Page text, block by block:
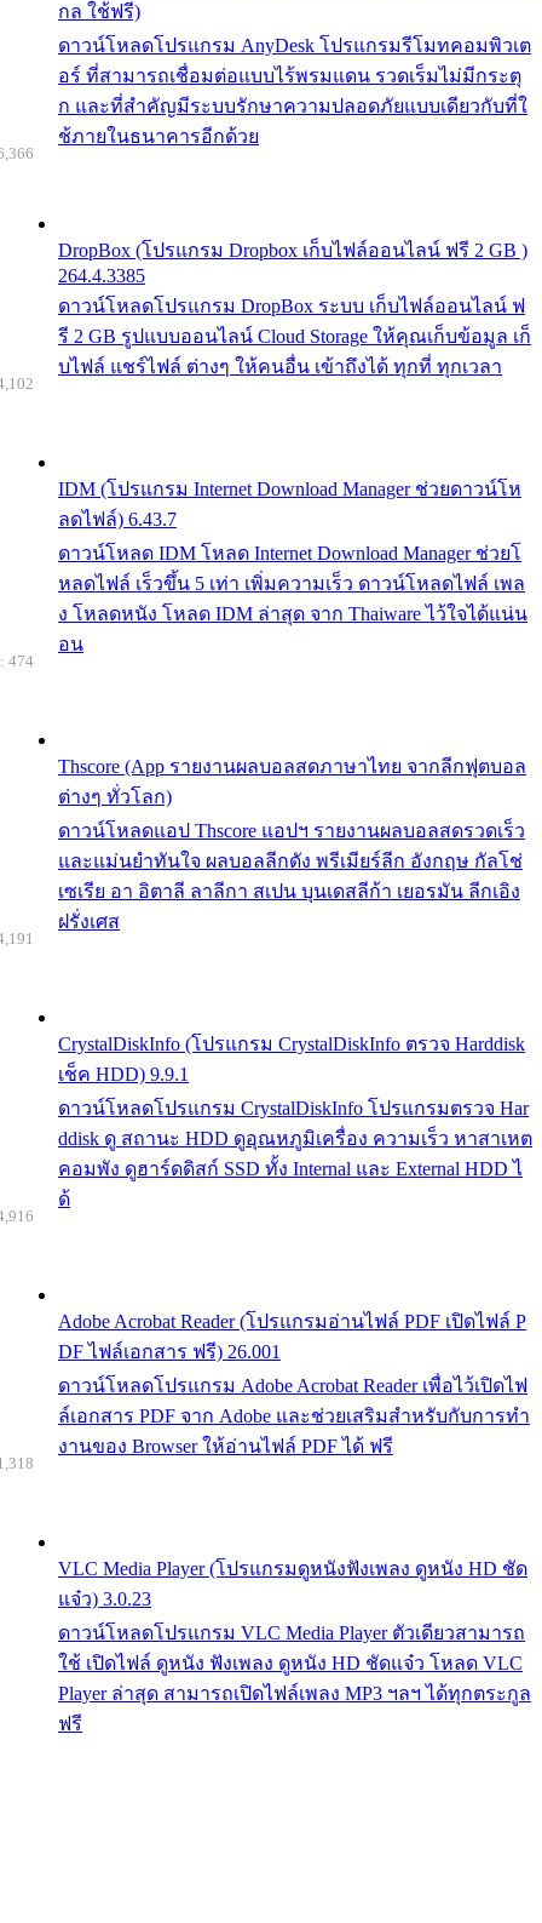
กล ใช้ฟรี)
ดาวน์โหลดโปรแกรม AnyDesk โปรแกรมรีโมทคอมพิวเต
อร์ ที่สามารถเชื่อมต่อแบบไร้พรมแดน รวดเร็มไม่มีกระตุ
ก และที่สำคัญมีระบบรักษาความปลอดภัยแบบเดียวกับที่ใ
ช้ภายในธนาคารอีกด้วย
DropBox (โปรแกรม Dropbox เก็บไฟล์ออนไลน์ ฟรี 2 GB )
264.4.3385
ดาวน์โหลดโปรแกรม DropBox ระบบ เก็บไฟล์ออนไลน์ ฟ
รี 2 GB รูปแบบออนไลน์ Cloud Storage ให้คุณเก็บข้อมูล เก็
บไฟล์ แชร์ไฟล์ ต่างๆ ให้คนอื่น เข้าถึงได้ ทุกที่ ทุกเวลา
IDM (โปรแกรม Internet Download Manager ช่วยดาวน์โห
ลดไฟล์) 6.43.7
ดาวน์โหลด IDM โหลด Internet Download Manager ช่วยโ
หลดไฟล์ เร็วขึ้น 5 เท่า เพิ่มความเร็ว ดาวน์โหลดไฟล์ เพล
ง โหลดหนัง โหลด IDM ล่าสุด จาก Thaiware ไว้ใจได้แน่น
อน
Thscore (App รายงานผลบอลสดภาษาไทย จากลีกฟุตบอล
ต่างๆ ทั่วโลก)
ดาวน์โหลดแอป Thscore แอปฯ รายงานผลบอลสดรวดเร็ว
และแม่นยำทันใจ ผลบอลลีกดัง พรีเมียร์ลีก อังกฤษ กัลโช่
เซเรีย อา อิตาลี ลาลีกา สเปน บุนเดสลีก้า เยอรมัน ลีกเอิง
ฝรั่งเศส
474
CrystalDiskInfo (โปรแกรม CrystalDiskInfo ตรวจ Harddisk
เช็ค HDD) 9.9.1
ดาวน์โหลดโปรแกรม CrystalDiskInfo โปรแกรมตรวจ Har
ddisk ดู สถานะ HDD ดูอุณหภูมิเครื่อง ความเร็ว หาสาเหต
คอมพัง ดูฮาร์ดดิสก์ SSD ทั้ง Internal และ External HDD ไ
ด้
Adobe Acrobat Reader (โปรแกรมอ่านไฟล์ PDF เปิดไฟล์ P
DF ไฟล์เอกสาร ฟรี) 26.001
ดาวน์โหลดโปรแกรม Adobe Acrobat Reader เพื่อไว้เปิดไฟ
ล์เอกสาร PDF จาก Adobe และช่วยเสริมสำหรับกับการทำ
งานของ Browser ให้อ่านไฟล์ PDF ได้ ฟรี
VLC Media Player (โปรแกรมดูหนังฟังเพลง ดูหนัง HD ชัด
แจ๋ว) 3.0.23
ดาวน์โหลดโปรแกรม VLC Media Player ตัวเดียวสามารถ
ใช้ เปิดไฟล์ ดูหนัง ฟังเพลง ดูหนัง HD ชัดแจ๋ว โหลด VLC
Player ล่าสุด สามารถเปิดไฟล์เพลง MP3 ฯลฯ ได้ทุกตระกูล
ฟรี